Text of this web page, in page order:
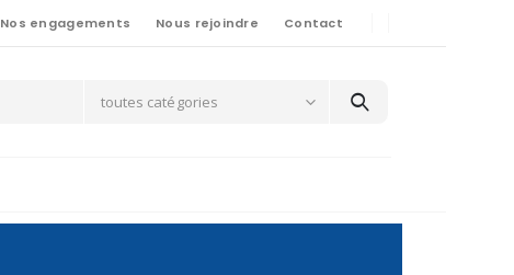
Nos engagements Nous rejoindre Contact
toutes catégories